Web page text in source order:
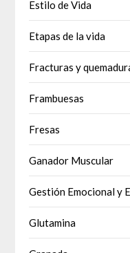
Estilo de Vida
Etapas de la vida
Fracturas y
Frambuesas
Fresas
Ganador Muscular
Gestión Emocional y
Glutamina